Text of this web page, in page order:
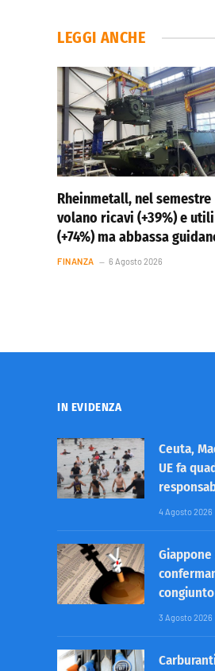
LEGGI ANCHE
Rheinmetall, nel semestre
volano ricavi (+39%) e utili
(+74%) ma abbassa
FINANZA 6 Agosto 2026
IN EVIDENZA
Ceuta,
UE fa
4 Agosto 2026
3 Agosto 2026